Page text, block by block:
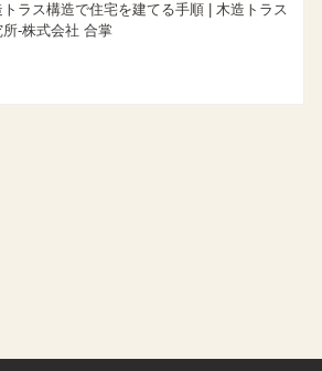
トラス構造で住宅を建てる手順 | 木造トラス
所-株式会社 合掌